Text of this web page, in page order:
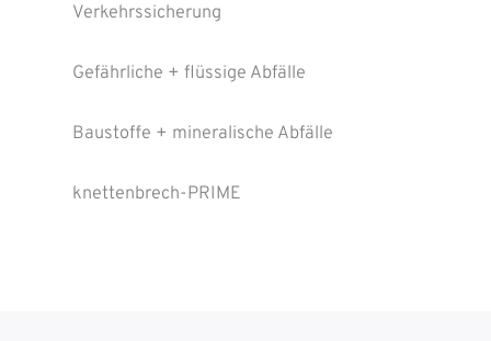
Verkehrssicherung
Gefährliche + flüssige Abfälle
Baustoffe + mineralische Abfälle
knettenbrech-PRIME